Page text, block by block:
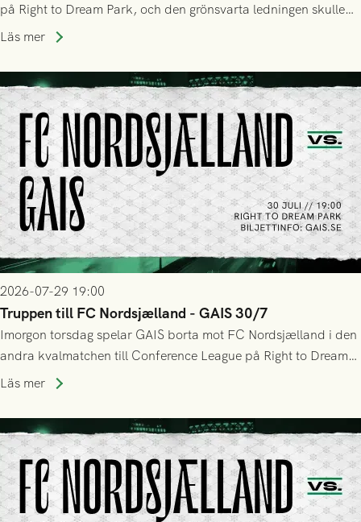
på Right to Dream Park, och den grönsvarta ledningen skulle
upphöra efter mindre än kvarten spelad. På lika mark visade
tennissiffror och det grönsvarta europaäventyret tog slut.
Läs mer
2026-07-29 19:00
Truppen till FC Nordsjælland - GAIS 30/7
Imorgon torsdag spelar GAIS borta mot FC Nordsjælland i den
andra kvalmatchen till Conference League på Right to Dream
Park! Fredrik Holmberg och ledarstaben har tagit ut följande
Läs mer